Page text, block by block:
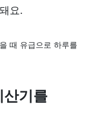
스
요.
때 유급으로 하루를
산기를